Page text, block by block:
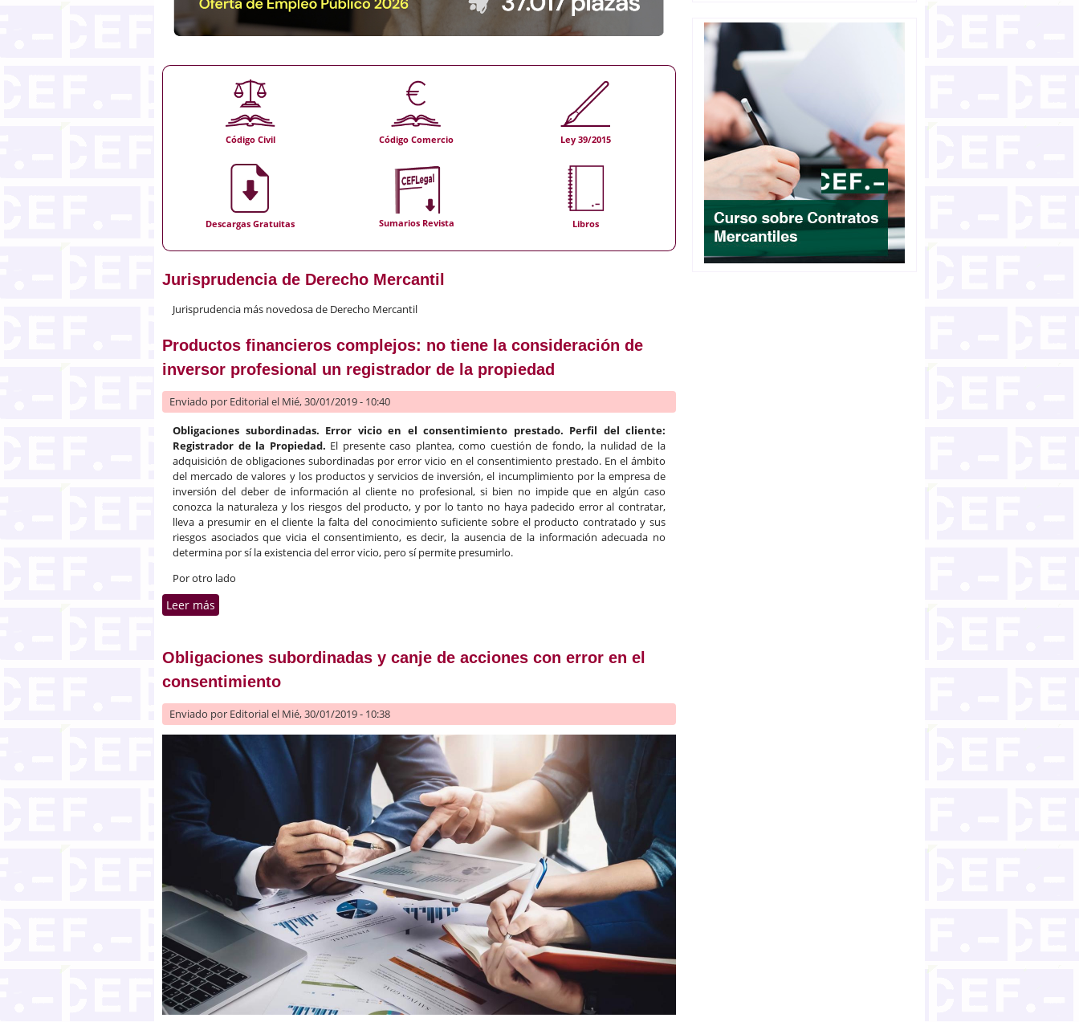
Código Civil Código Comercio Ley 39/2015
Descargas Gratuitas Sumarios Revista Libros
Jurisprudencia de Derecho Mercantil
Jurisprudencia más novedosa de Derecho Mercantil
Productos financieros complejos: no tiene la consideración de
inversor profesional un registrador de la propiedad
Enviado por Editorialel Mié, 30/01/2019 - 10:40
Obligaciones subordinadas. Error vicio en el consentimiento prestado. Perfil del cliente:
Registrador de la Propiedad. El presente caso plantea, como cuestión de fondo, la nulidad de la
adquisición de obligaciones subordinadas por error vicio en el consentimiento prestado. En el ámbito
del mercado de valores y los productos y servicios de inversión, el incumplimiento por la empresa de
inversión del deber de información al cliente no profesional, si bien no impide que en algún caso
conozca la naturaleza y los riesgos del producto, y por lo tanto no haya padecido error al contratar,
lleva a presumir en el cliente la falta del conocimiento suficiente sobre el producto contratado y sus
riesgos asociados que vicia el consentimiento, es decir, la ausencia de la información adecuada no
determina por sí la existencia del error vicio, pero sí permite presumirlo.
Por otro lado
Leer más
Obligaciones subordinadas y canje de acciones con error en el
consentimiento
Enviado por Editorialel Mié, 30/01/2019 - 10:38